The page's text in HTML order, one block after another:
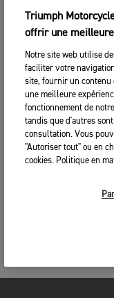
Triumph
offrir une
Notre site web utilise
faciliter votre
site, fournir un
une meilleure
fonctionnement de
tandis que d'autres
consultation. Vous
"Autoriser tout" ou en
cookies. Politique en